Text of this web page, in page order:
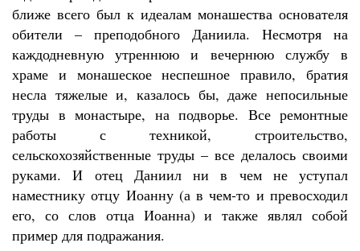
ближе всего был к идеалам монашества основателя
обители – преподобного Даниила. Несмотря на
каждодневную утреннюю и вечернюю службу в
храме и монашеское неспешное правило, братия
несла тяжелые и, казалось бы, даже непосильные
труды в монастыре, на подворье. Все ремонтные
работы с техникой, строительство,
сельскохозяйственные труды – все делалось своими
руками. И отец Даниил ни в чем не уступал
наместнику отцу Иоанну (а в чем-то и превосходил
его, со слов отца Иоанна) и также являл собой
пример для подражания.